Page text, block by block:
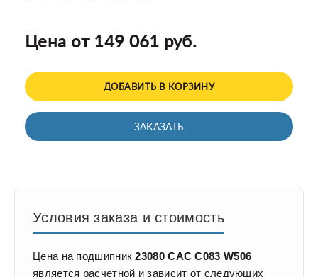
Цена от 149 061 руб.
ДОБАВИТЬ В КОРЗИНУ
ЗАКАЗАТЬ
Условия заказа и стоимость
Цена на подшипник23080 CAC C083 W506
является расчетной и зависит от следующих